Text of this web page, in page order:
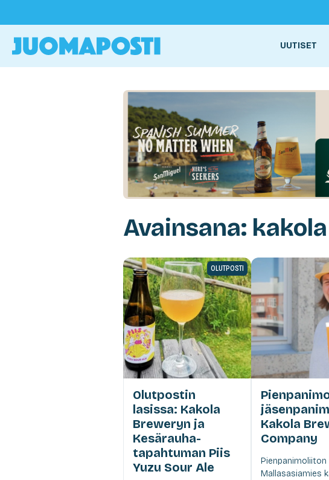
UUTISET
Avainsana:
OLUTPOSTI
Olutpostin
lasissa: Kakola
Breweryn ja
Kesärauha-
tapahtuman Piis
Yuzu Sour Ale
Kakola
Company
Pienpanimoliiton
Mallasasiamies